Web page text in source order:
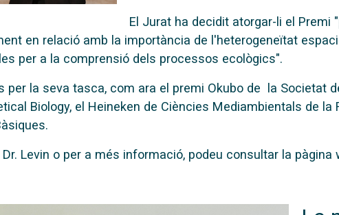
El Jurat ha decidit atorgar-li el
en relació amb la importància de l'heterogeneïtat
per a la comprensió dels processos ecològics".
per la seva tasca, com ara el premi Okubo de la Societat
Biology, el Heineken de Ciències Mediambientals de
Levin o per a més informació, podeu consultar la